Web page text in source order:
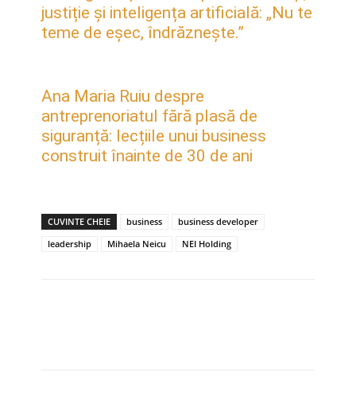
justiție și inteligența artificială: „Nu te
teme de eșec, îndrăznește.”
Ana Maria Ruiu despre
antreprenoriatul fără plasă de
siguranță: lecțiile unui business
construit înainte de 30 de ani
CUVINTE CHEIE business
business developer
leadership
Mihaela Neicu NEI Holding